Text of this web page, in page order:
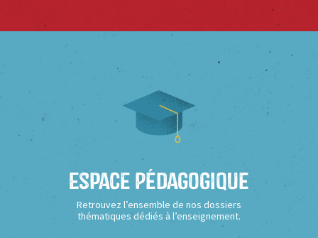
Espace Pédagogique
Retrouvez l’ensemble de nos dossiers
thématiques dédiés à l’enseignement.